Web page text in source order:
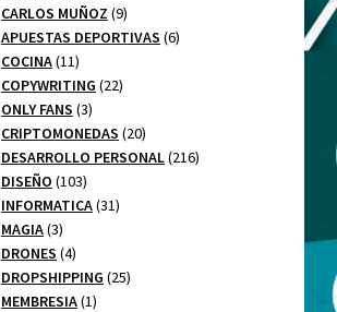
productos
CARLOS MUÑOZ 99
productos
APUESTAS DEPORTIVAS 66
COCINA 1111
productos
COPYWRITING 2222
ONLY FANS 33
productos
CRIPTOMONEDAS 2020
productos
DESARROLLO PERSONAL 216216
DISEÑO 103103
productos
INFORMATICA 3131
MAGIA 33
productos
DRONES 44
productos
DROPSHIPPING 2525
MEMBRESIA 11